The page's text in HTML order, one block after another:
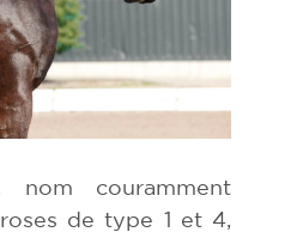
nom couramment
de type 1 et 4,